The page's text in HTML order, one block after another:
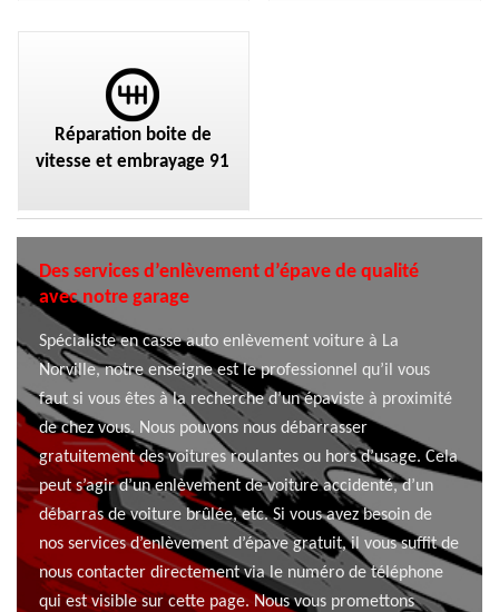
Réparation boite de
vitesse et embrayage 91
Des services d’enlèvement d’épave de qualité
avec notre garage
Spécialiste en casse auto enlèvement voiture à La
Norville, notre enseigne est le professionnel qu’il vous
faut si vous êtes à la recherche d’un épaviste à proximité
de chez vous. Nous pouvons nous débarrasser
gratuitement des voitures roulantes ou hors d’usage. Cela
peut s’agir d’un enlèvement de voiture accidenté, d’un
débarras de voiture brûlée, etc. Si vous avez besoin de
nos services d’enlèvement d’épave gratuit, il vous suffit de
nous contacter directement via le numéro de téléphone
qui est visible sur cette page. Nous vous promettons